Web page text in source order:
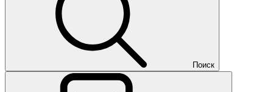
Поиск